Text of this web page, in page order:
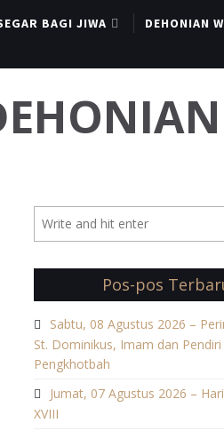
BAGI JIWA DEHONIAN
Pos-pos
Sabtu, 08 Agustus 2026 –
St. Dominikus, Imam dan
Pengkhotbah
Jumat, 07 Agustus 2026 –
XVIII